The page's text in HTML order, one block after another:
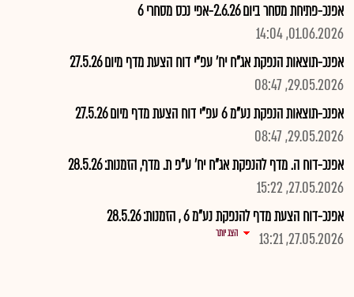
אפנכ-פתיחת מסחר ביום 2.6.26-אפי נכס מסחרי 6
01.06.2026, 14:04
אפנכ-תוצאות הנפקת אג"ח יח' עפ"י דוח הצעת מדף מיום 27.5.26
29.05.2026, 08:47
אפנכ-תוצאות הנפקת נע"מ 6 עפ"י דוח הצעת מדף מיום 27.5.26
29.05.2026, 08:47
אפנכ-דוח ה. מדף להנפקת אג"ח יח' ע"פ ת. מדף, הזמנות: 28.5.26
27.05.2026, 15:22
אפנכ-דוח הצעת מדף להנפקת נע"מ 6 , הזמנות: 28.5.26
27.05.2026, 13:21
הצג יותר